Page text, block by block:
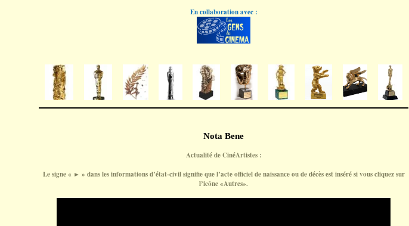
En collaboration avec :
Nota Bene
Actualité de CinéArtistes :
Le signe « ► » dans les informations d’état-civil signifie que l’acte officiel de naissance ou de décès est inséré si vous cliquez sur
l’icône «Autres».